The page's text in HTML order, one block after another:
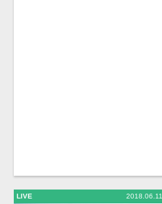
LIVE 2018.06.11